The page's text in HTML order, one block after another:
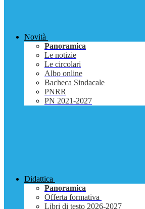
Novità
Panoramica
Le notizie
Le circolari
Albo online
Bacheca Sindacale
PNRR
PN 2021-2027
Didattica
Panoramica
Offerta formativa
Libri di testo 2026-2027